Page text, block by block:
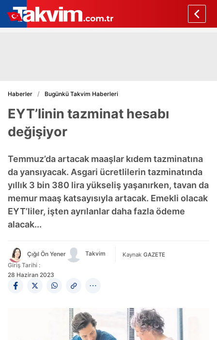
Haberler Bugünkü Takvim Haberleri
EYT’linin tazminat hesabı
değişiyor
Temmuz’da artacak maaşlar kıdem tazminatına
da yansıyacak. Asgari ücretlilerin tazminatında
yıllık 3 bin 380 lira yükseliş yaşanırken, tavan da
memur maaş katsayısıyla artacak. Emekli olacak
EYT’liler, işten ayrılanlar daha fazla ödeme
alacak...
Çığıl Ön Yener Takvim Kaynak GAZETE
Giriş Tarihi :
28 Haziran 2023